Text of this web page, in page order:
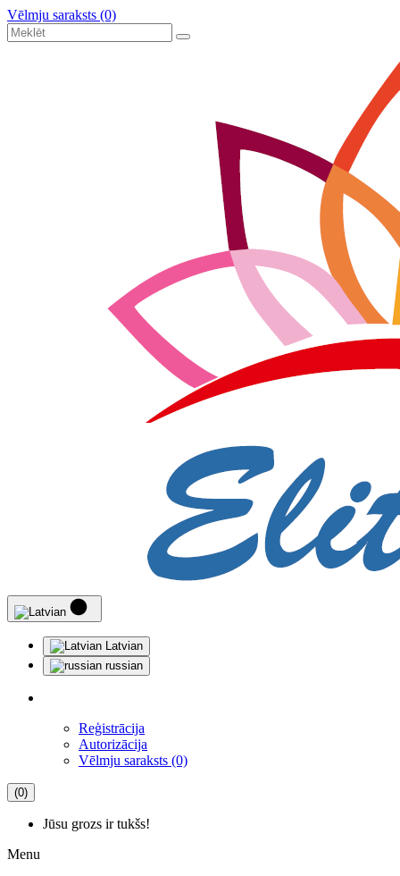
Vēlmju saraksts (0)
Latvian
russian
Reģistrācija
Autorizācija
Vēlmju saraksts (0)
(0)
Jūsu grozs ir tukšs!
Menu